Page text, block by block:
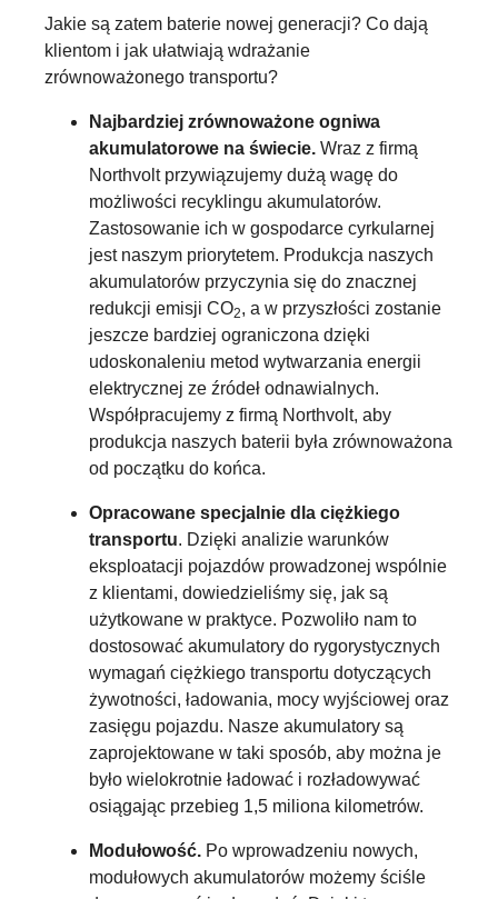
Jakie są zatem baterie nowej generacji? Co dają
klientom i jak ułatwiają wdrażanie
zrównoważonego transportu?
Najbardziej zrównoważone ogniwa
akumulatorowe na świecie. Wraz z firmą
Northvolt przywiązujemy dużą wagę do
możliwości recyklingu akumulatorów.
Zastosowanie ich w gospodarce cyrkularnej
jest naszym priorytetem. Produkcja naszych
akumulatorów przyczynia się do znacznej
redukcji emisji CO2, a w przyszłości zostanie
jeszcze bardziej ograniczona dzięki
udoskonaleniu metod wytwarzania energii
elektrycznej ze źródeł odnawialnych.
Współpracujemy z firmą Northvolt, aby
produkcja naszych baterii była zrównoważona
od początku do końca.
Opracowane specjalnie dla ciężkiego
transportu. Dzięki analizie warunków
eksploatacji pojazdów prowadzonej wspólnie
z klientami, dowiedzieliśmy się, jak są
użytkowane w praktyce. Pozwoliło nam to
dostosować akumulatory do rygorystycznych
wymagań ciężkiego transportu dotyczących
żywotności, ładowania, mocy wyjściowej oraz
zasięgu pojazdu. Nasze akumulatory są
zaprojektowane w taki sposób, aby można je
było wielokrotnie ładować i rozładowywać
osiągając przebieg 1,5 miliona kilometrów.
Modułowość. Po wprowadzeniu nowych,
modułowych akumulatorów możemy ściśle